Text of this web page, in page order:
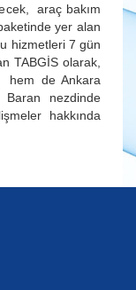
araç bakım
yer alan
hizmetleri 7 gün
TABGİS olarak,
hem de Ankara
Baran nezdinde
hakkında